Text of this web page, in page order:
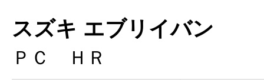
スズキ エブリイバン
ＰＣ ＨＲ